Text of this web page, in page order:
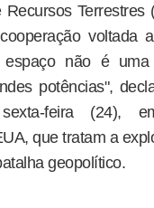
Recursos Terrestres
voltada
espaço não é
potências",
feira (24),
que tratam a
geopolítico.